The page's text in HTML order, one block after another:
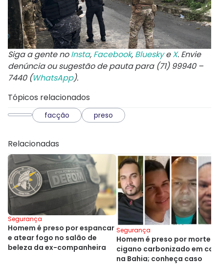
Siga a gente noInsta, Facebook, BlueskyeX. Envie
denúncia ou sugestão de pauta para (71) 99940 –
7440 (WhatsApp).
Tópicos relacionados
facção preso
Relacionadas
Segurança
Homem é preso por espancar
e atear fogo no salão de
beleza da ex-companheira
Segurança
Homem é preso por morte
cigano carbonizado em
na Bahia; conheça caso